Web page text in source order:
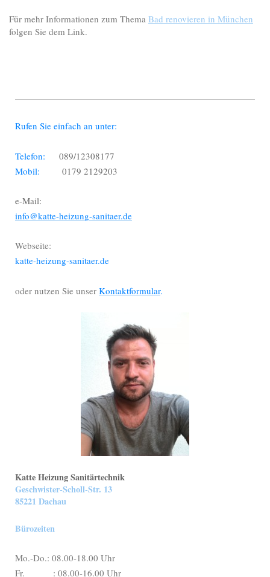
Für mehr Informationen zum Thema Bad renovieren in München
folgen Sie dem Link.
Rufen Sie einfach an unter:
Telefon:
089/12308177
Mobil:
0179 2129203
e-Mail:
info@katte-heizung-sanitaer.de
Webseite:
katte-heizung-sanitaer.de
oder nutzen Sie unser Kontaktformular.
Katte Heizung Sanitärtechnik
Geschwister-Scholl-Str. 13
85221 Dachau
Bürozeiten
Mo.-Do.: 08.00-18.00 Uhr
Fr. : 08.00-16.00 Uhr